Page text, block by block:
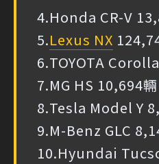
4.Honda CR-V
5.Lexus NX
6.TOYOTA
7.MG HS 10,694輛
8.Tesla Model Y
9.M-Benz GLC
10.Hyundai